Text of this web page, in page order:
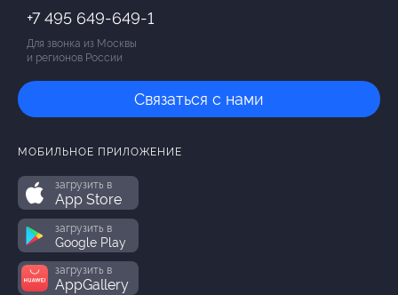
+7 495 649-649-1
Для звонка из Москвы
и регионов России
Связаться с нами
МОБИЛЬНОЕ ПРИЛОЖЕНИЕ
загрузить в
App Store
загрузить в
Google Play
загрузить в
AppGallery